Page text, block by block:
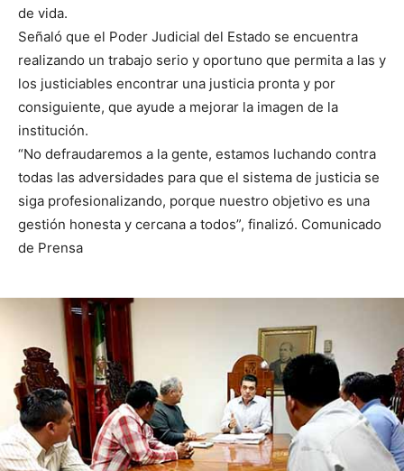
de vida.
Señaló que el Poder Judicial del Estado se encuentra
realizando un trabajo serio y oportuno que permita a las y
los justiciables encontrar una justicia pronta y por
consiguiente, que ayude a mejorar la imagen de la
institución.
“No defraudaremos a la gente, estamos luchando contra
todas las adversidades para que el sistema de justicia se
siga profesionalizando, porque nuestro objetivo es una
gestión honesta y cercana a todos”, finalizó. Comunicado
de Prensa